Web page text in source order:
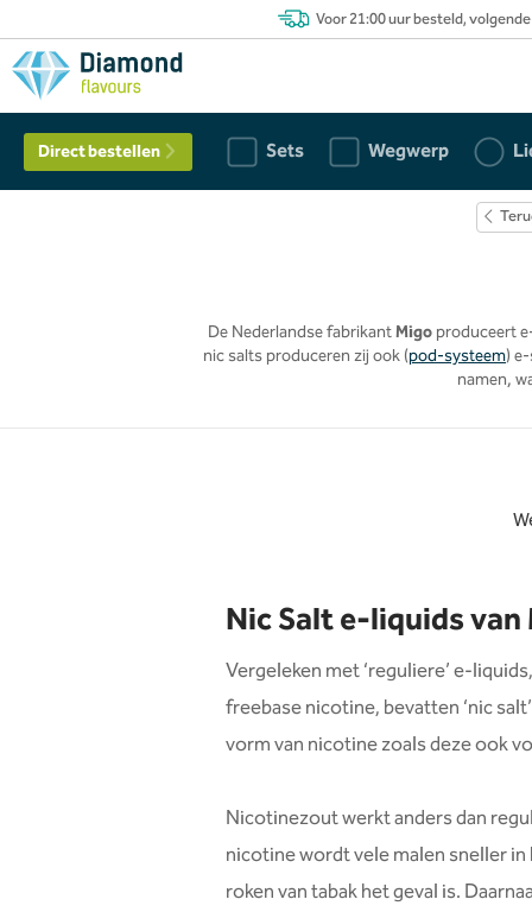
Voor 21:00 uur besteld,
Direct bestellen Sets Wegwerp
De Nederlandse fabrikantMigoproduceert
nic salts produceren zij ook (pod-systeem)
namen,
Nic Salt e-liquids van
Vergeleken met ‘reguliere’ e-
freebase nicotine, bevatten ‘nic
vorm van nicotine zoals deze ook
Nicotinezout werkt anders dan
nicotine wordt vele malen sneller
roken van tabak het geval is.